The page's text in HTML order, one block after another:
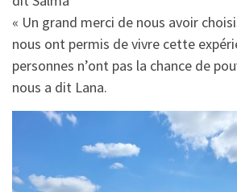
« Un grand merci de nous avoir
nous ont permis de vivre cette
personnes n’ont pas la chance de
nous a dit Lana.